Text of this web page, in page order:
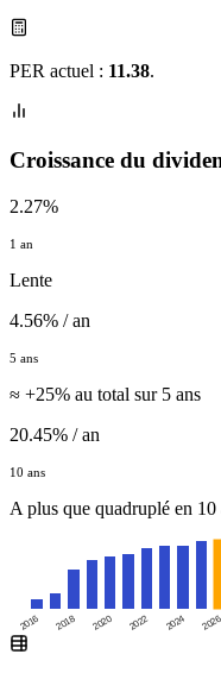
PER actuel : 11.38.
Croissance du
2.27%
1 an
Lente
4.56% / an
5 ans
≈ +25% au total sur 5 ans
20.45% / an
10 ans
A plus que quadruplé en
2016 2018 2020 2022 2024 2026